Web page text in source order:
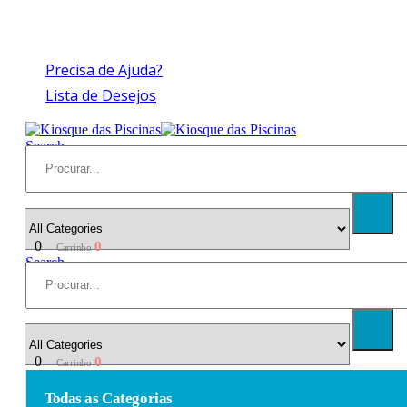
Precisa de Ajuda?
Lista de Desejos
Search
0 Carrinho0
Search
0 Carrinho0
Todas as Categorias